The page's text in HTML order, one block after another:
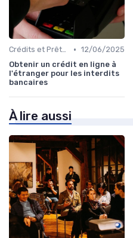
Crédits et Prêts Personnels • 12/06/2025
Obtenir un crédit en ligne à
l'étranger pour les interdits
bancaires
À lire aussi